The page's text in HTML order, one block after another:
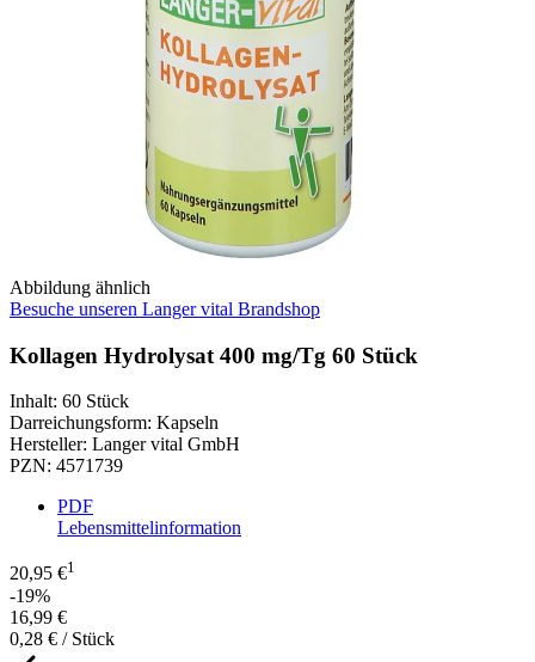
Abbildung ähnlich
Besuche unseren Langer vital Brandshop
Kollagen Hydrolysat 400 mg/Tg 60 Stück
Inhalt: 60 Stück
Darreichungsform: Kapseln
Hersteller: Langer vital GmbH
PZN: 4571739
PDF
Lebensmittelinformation
20,95 €1
-19%
16,99 €
0,28 € / Stück